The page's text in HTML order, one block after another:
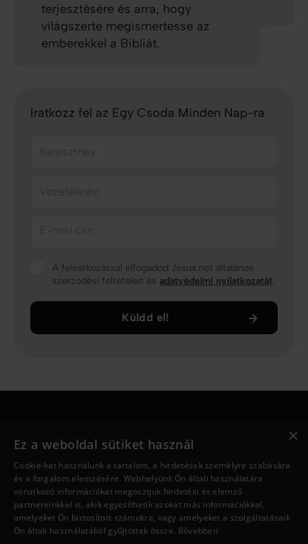
terjesztésére és arra, hogy
világszerte megismertesse az
emberekkel a Bibliát.
Iratkozz fel az Egy Csoda Minden Nap-ra
Keresztnév
Vezetéknév
E-mail cím
A feliratkozással elfogadod Jesus.net általános
szerződési feltételeit és adatvédelmi nyilatkozatát.
Küldd el!
Ki Jesus.net?
Jesus.net partnerei
Adakozni
Fedezd fel
Cikkek
×
Ez a weboldal sütiket használ
Cookie-kat használunk a tartalom, a hirdetések személyre szabására
és a forgalom elemzésére. Webhelyünk Ön általi használatára
vonatkozó információkat megosztjuk hirdetési és elemző
partnereinkkel is, akik egyesíthetik azokat más információkkal,
amelyeket Ön biztosított számukra, vagy amelyeket a szolgáltatásaik
Ön általi használatából gyűjtöttek össze. Bővebben